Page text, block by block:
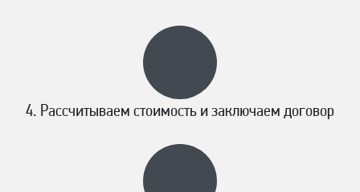
Рассчитываем стоимость и заключаем договор